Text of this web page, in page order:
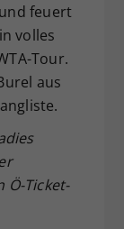
feuert
volles
Tour.
aus
Ö-Ticket-